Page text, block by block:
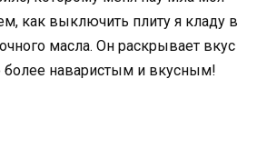
как выключить плиту я кладу в
масла. Он раскрывает вкус
более наваристым и вкусным!